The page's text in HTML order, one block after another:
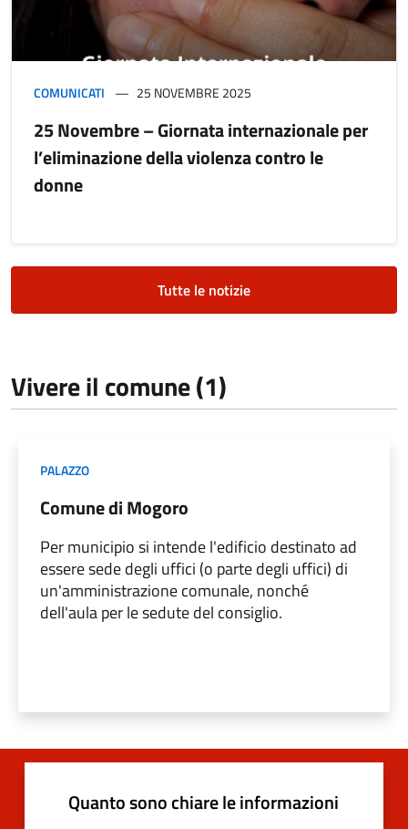
COMUNICATI 25 NOVEMBRE 2025
25 Novembre – Giornata internazionale per
l’eliminazione della violenza contro le
donne
Tutte le notizie
Vivere il comune (1)
PALAZZO
Comune di Mogoro
Per municipio si intende l'edificio destinato ad
essere sede degli uffici (o parte degli uffici) di
un'amministrazione comunale, nonché
dell'aula per le sedute del consiglio.
Quanto sono chiare le informazioni